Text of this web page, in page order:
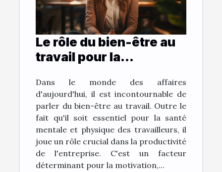
Le rôle du bien-être au
travail pour la
l'entreprise
Dans le monde des affaires
d'aujourd'hui, il est incontournable de
parler du bien-être au travail. Outre le
fait qu'il soit essentiel pour la santé
mentale et physique des travailleurs, il
joue un rôle crucial dans la productivité
de l'entreprise. C'est un facteur
déterminant pour la motivation,...